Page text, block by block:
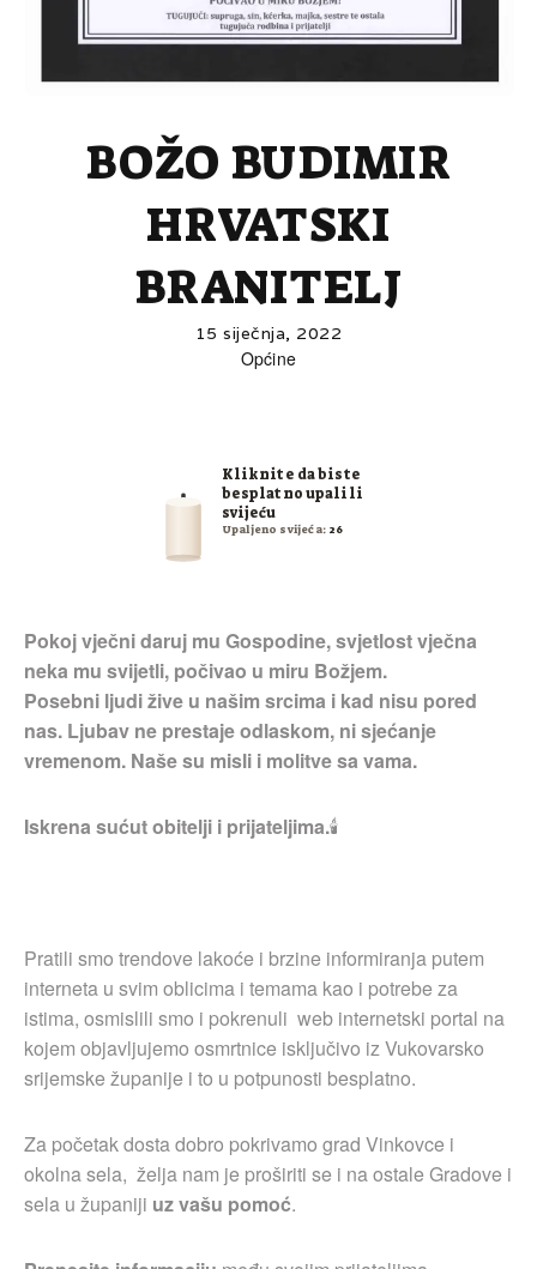
BOŽO BUDIMIR
HRVATSKI
BRANITELJ
15 siječnja, 2022
Općine
Kliknite da biste
besplatno upalili
svijeću
Upaljeno svijeća: 26
Pokoj vječni daruj mu Gospodine, svjetlost vječna
neka mu svijetli, počivao u miru Božjem.
Posebni ljudi žive u našim srcima i kad nisu pored
nas. Ljubav ne prestaje odlaskom, ni sjećanje
vremenom. Naše su misli i molitve sa vama.
Iskrena sućut obitelji i prijateljima.🕯
Pratili smo trendove lakoće i brzine informiranja putem
interneta u svim oblicima i temama kao i potrebe za
istima, osmislili smo i pokrenuli web internetski portal na
kojem objavljujemo osmrtnice isključivo iz Vukovarsko
srijemske županije i to u potpunosti besplatno.
Za početak dosta dobro pokrivamo grad Vinkovce i
okolna sela, želja nam je proširiti se i na ostale Gradove i
sela u županiji uz vašu pomoć.